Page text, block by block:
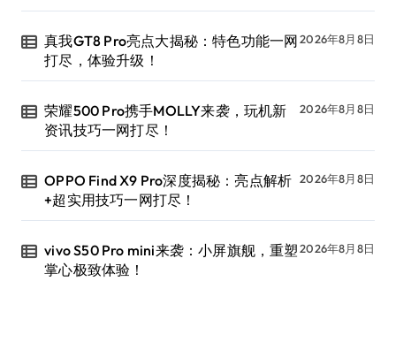
真我GT8 Pro亮点大揭秘：特色功能一网
打尽，体验升级！
2026年8月8日
荣耀500 Pro携手MOLLY来袭，玩机新
资讯技巧一网打尽！
2026年8月8日
OPPO Find X9 Pro深度揭秘：亮点解析
+超实用技巧一网打尽！
2026年8月8日
vivo S50 Pro mini来袭：小屏旗舰，重塑
掌心极致体验！
2026年8月8日